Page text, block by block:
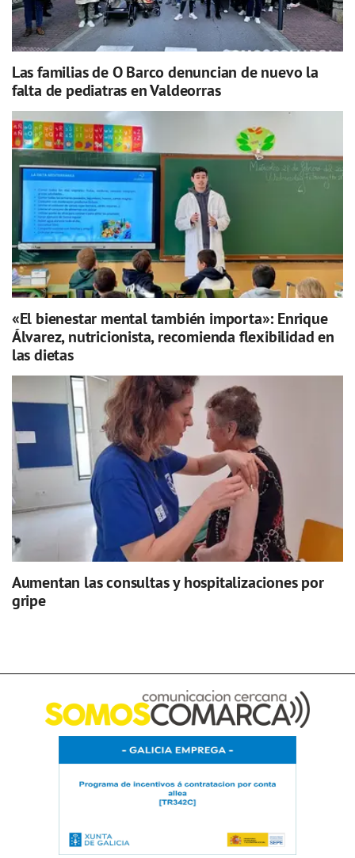
Las familias de O Barco denuncian de nuevo la
falta de pediatras en Valdeorras
«El bienestar mental también importa»: Enrique
Álvarez, nutricionista, recomienda flexibilidad en
las dietas
Aumentan las consultas y hospitalizaciones por
gripe